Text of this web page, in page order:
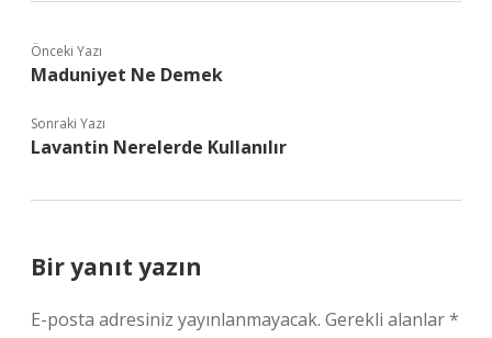
Önceki Yazı
Maduniyet Ne Demek
Sonraki Yazı
Lavantin Nerelerde Kullanılır
Bir yanıt yazın
E-posta adresiniz yayınlanmayacak. Gerekli alanlar*